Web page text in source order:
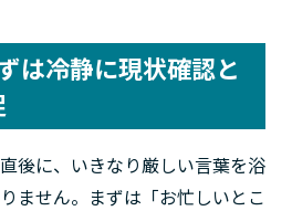
は冷静に現状確認と
後に、いきなり厳しい言葉を浴
ません。まずは「お忙しいとこ